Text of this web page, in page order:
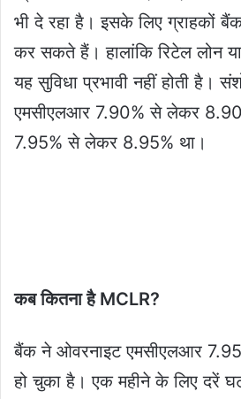
भी दे रहा है। इसके लिए ग्राहकों
कर सकते हैं। हालांकि रिटेल लोन
यह सुविधा प्रभावी नहीं होती है।
एमसीएलआर 7.90% से लेकर
7.95% से लेकर 8.95% था।
कब कितना है MCLR?
बैंक ने ओवरनाइट एमसीएलआर
हो चुका है। एक महीने के लिए दरें